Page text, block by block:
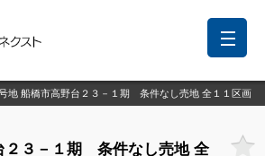
地 船橋市高野台２３－１期 条件なし売地 全１１区画
２３－１期 条件なし売地 全